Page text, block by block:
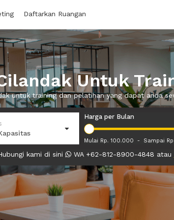
Daftarkan Ruangan
Untuk
untuk training dan pelatihan yang dapat anda
Harga per Bulan
Mulai Rp. 100.000 - Sampai
kami di sini WA +62-812-8900-4848 atau